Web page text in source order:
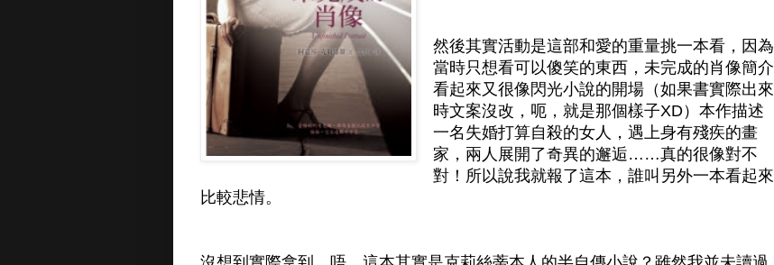
然後其實活動是這部和愛的重量挑一本看，因為
當時只想看可以傻笑的東西，未完成的肖像簡介
看起來又很像閃光小說的開場（如果書實際出來
時文案沒改，呃，就是那個樣子XD）本作描述
一名失婚打算自殺的女人，遇上身有殘疾的畫
家，兩人展開了奇異的邂逅……真的很像對不
對！所以說我就報了這本，誰叫另外一本看起來
比較悲情。